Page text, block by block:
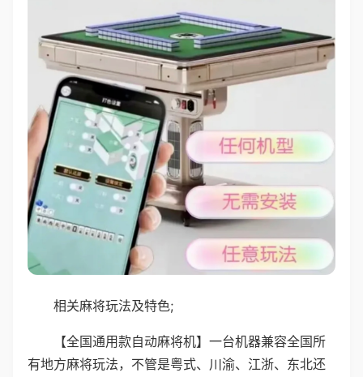
相关麻将玩法及特色;
【全国通用款自动麻将机】一台机器兼容全国所
有地方麻将玩法，不管是粤式、川渝、江浙、东北还